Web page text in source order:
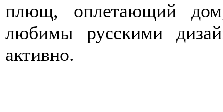
плющ, оплетающий
любимы русскими
активно.